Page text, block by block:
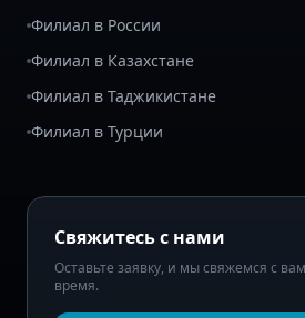
Филиал в России
Филиал в Казахстане
Филиал в Таджикистане
Филиал в Турции
Свяжитесь с нами
Оставьте заявку, и мы свяжемся с
время.